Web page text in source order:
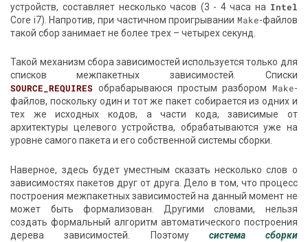
устройств, составляет несколько часов (3 - 4 часа на Intel
Core i7). Напротив, при частичном проигрывании Make-файлов
такой сбор занимает не более трех – четырех секунд.
Такой механизм сбора зависимостей используется только для
списков межпакетных зависимостей. Списки
SOURCE_REQUIRES обрабарываюся простым разбором Make-
файлов, поскольку один и тот же пакет собирается из одних и
тех же исходных кодов, а части кода, зависимые от
архитектуры целевого устройства, обрабатываются уже на
уровне самого пакета и его собственной системы сборки.
Наверное, здесь будет уместным сказать несколько слов о
зависимостях пакетов друг от друга. Дело в том, что процесс
построения межпакетных зависимостей на данный момент не
может быть формализован. Другими словами, нельзя
создать формальный алгоритм автоматического построения
дерева зависимостей. Поэтому система сборки